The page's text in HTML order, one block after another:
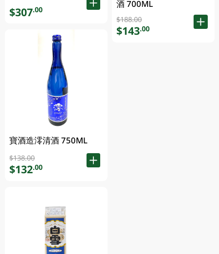
$307.00
寶酒造澪清酒 750ML
$138.00
$132.00
酒 700ML
$188.00
$143.00